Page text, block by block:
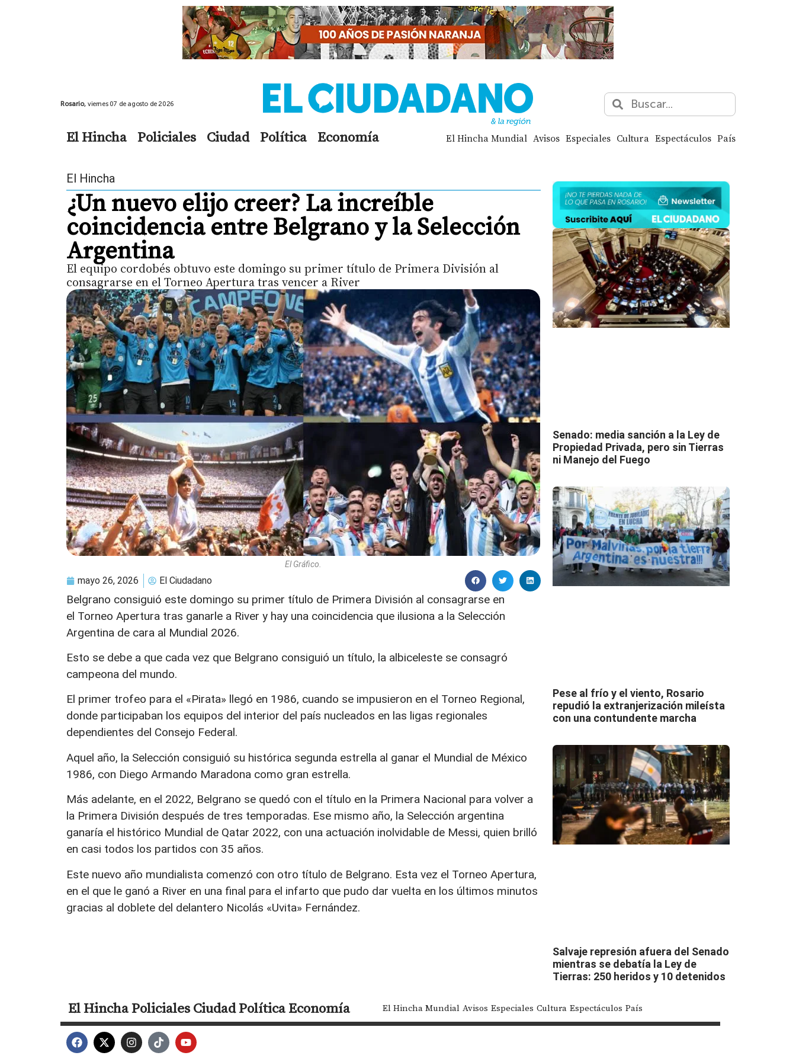
Rosario, viernes 07 de agosto de 2026
El Hincha Policiales Ciudad Política Economía El Hincha Mundial Avisos Especiales Cultura Espectáculos País
El Hincha
¿Un nuevo elijo creer? La increíble
coincidencia entre Belgrano y la Selección
Argentina
El equipo cordobés obtuvo este domingo su primer título de Primera División al
consagrarse en el Torneo Apertura tras vencer a River
El Gráfico.
mayo 26, 2026 El Ciudadano
Belgrano consiguió este domingo su primer título de Primera División al consagrarse en
el Torneo Apertura tras ganarle a River y hay una coincidencia que ilusiona a la Selección
Argentina de cara al Mundial 2026.
Esto se debe a que cada vez que Belgrano consiguió un título, la albiceleste se consagró
campeona del mundo.
El primer trofeo para el «Pirata» llegó en 1986, cuando se impusieron en el Torneo Regional,
donde participaban los equipos del interior del país nucleados en las ligas regionales
dependientes del Consejo Federal.
Aquel año, la Selección consiguió su histórica segunda estrella al ganar el Mundial de México
1986, con Diego Armando Maradona como gran estrella.
Más adelante, en el 2022, Belgrano se quedó con el título en la Primera Nacional para volver a
la Primera División después de tres temporadas. Ese mismo año, la Selección argentina
ganaría el histórico Mundial de Qatar 2022, con una actuación inolvidable de Messi, quien brilló
en casi todos los partidos con 35 años.
Este nuevo año mundialista comenzó con otro título de Belgrano. Esta vez el Torneo Apertura,
en el que le ganó a River en una final para el infarto que pudo dar vuelta en los últimos minutos
gracias al doblete del delantero Nicolás «Uvita» Fernández.
Senado: media sanción a la Ley de
Propiedad Privada, pero sin Tierras
ni Manejo del Fuego
Pese al frío y el viento, Rosario
repudió la extranjerización mileísta
con una contundente marcha
Salvaje represión afuera del Senado
mientras se debatía la Ley de
Tierras: 250 heridos y 10 detenidos
El HinchaPolicialesCiudadPolíticaEconomía El Hincha Mundial Avisos Especiales Cultura Espectáculos País